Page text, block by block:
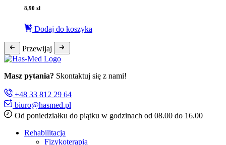
8,90 zł
Dodaj do koszyka
Przewijaj
Masz pytania? Skontaktuj się z nami!
+48 33 812 29 64
biuro@hasmed.pl
Od poniedziałku do piątku w godzinach od 08.00 do 16.00
Rehabilitacja
Fizykoterapia